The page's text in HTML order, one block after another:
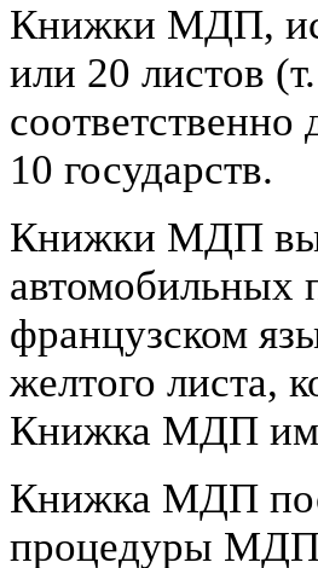
Книжки МДП,
или 20 листов
10 государств.
Книжки МДП
автомобильных
французском
желтого листа,
Книжка МДП
Книжка МДП
процедуры МДП